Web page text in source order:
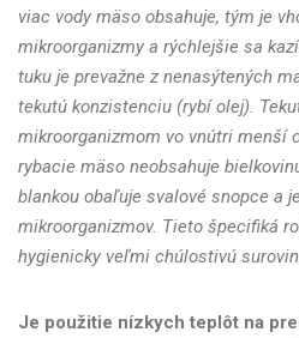
viac vody mäso obsahuje, tým je
mikroorganizmy a rýchlejšie sa
tuku je prevažne z nenasýtených
tekutú konzistenciu (rybí olej).
mikroorganizmom vo vnútri menší
rybacie mäso neobsahuje
blankou obaľuje svalové snopce a
mikroorganizmov. Tieto špecifiká
hygienicky veľmi chúlostivú
Je použitie nízkych teplôt na